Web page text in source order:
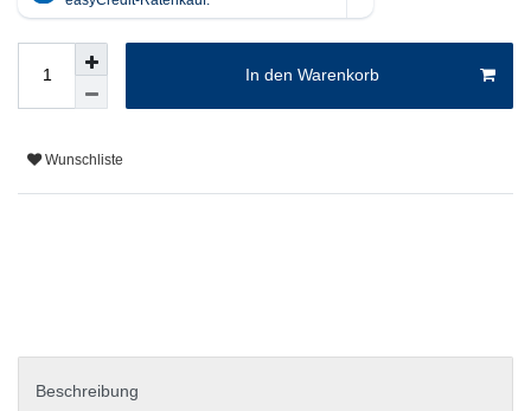
In den Warenkorb
Wunschliste
Beschreibung